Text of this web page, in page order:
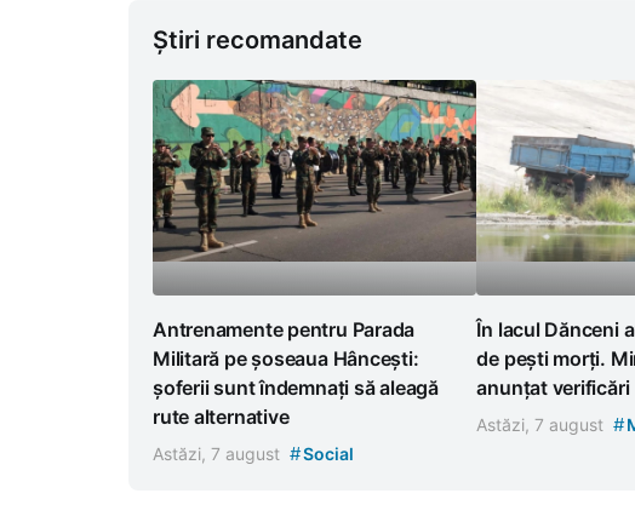
Știri recomandate
Antrenamente pentru Parada
Militară pe șoseaua Hâncești:
șoferii sunt îndemnați să aleagă
rute alternative
Astăzi, 7 august #Social
În lacul Dănceni
de pești morți.
anunțat verificări
Astăzi, 7 august #